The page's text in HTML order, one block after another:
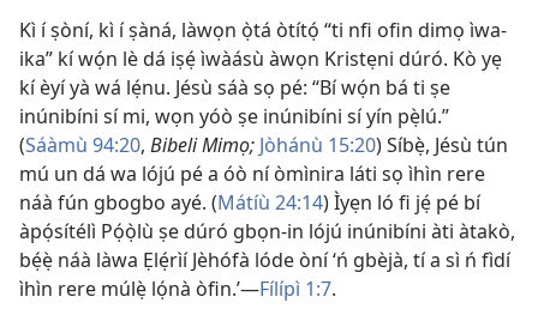
Kì í ṣòní, kì í ṣàná, làwọn ọ̀tá òtítọ́ “ti nfi ofin dimọ ìwa-
ika” kí wọ́n lè dá iṣẹ́ ìwàásù àwọn Kristẹni dúró. Kò yẹ
kí èyí yà wá lẹ́nu. Jésù sáà sọ pé: “Bí wọ́n bá ti ṣe
inúnibíni sí mi, wọn yóò ṣe inúnibíni sí yín pẹ̀lú.”
(Sáàmù 94:20, Bibeli Mimọ; Jòhánù 15:20) Síbẹ̀, Jésù tún
mú un dá wa lójú pé a óò ní òmìnira láti sọ ìhìn rere
náà fún gbogbo ayé. (Mátíù 24:14) Ìyẹn ló fi jẹ́ pé bí
àpọ́sítélì Pọ́ọ̀lù ṣe dúró gbọn-in lójú inúnibíni àti àtakò,
bẹ́ẹ̀ náà làwa Ẹlẹ́rìí Jèhófà lóde òní ‘ń gbèjà, tí a sì ń fìdí
ìhìn rere múlẹ̀ lọ́nà òfin.’—Fílípì 1:7.